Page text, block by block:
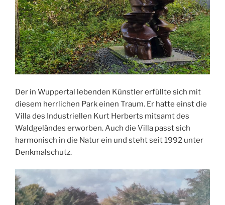
Der in Wuppertal lebenden Künstler erfüllte sich mit
diesem herrlichen Park einen Traum. Er hatte einst die
Villa des Industriellen Kurt Herberts mitsamt des
Waldgeländes erworben. Auch die Villa passt sich
harmonisch in die Natur ein und steht seit 1992 unter
Denkmalschutz.